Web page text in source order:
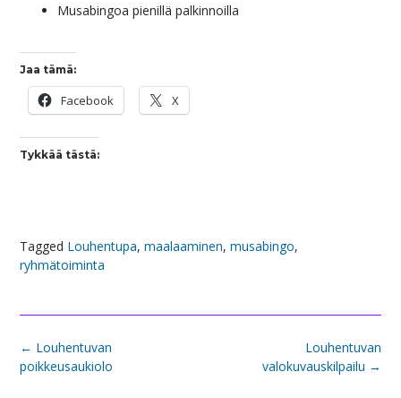
Musabingoa pienillä palkinnoilla
Jaa tämä:
Facebook X
Tykkää tästä:
Tagged Louhentupa, maalaaminen, musabingo,
ryhmätoiminta
Post
navigation
Louhentuvan
valokuvauskilpailu →
← Louhentuvan
poikkeusaukiolo